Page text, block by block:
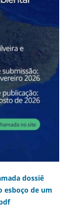
dossiê
esboço de um